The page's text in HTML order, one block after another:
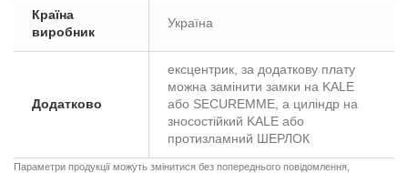
Країна
виробник
Україна
Додатково
ексцентрик, за додаткову плату
можна замінити замки на KALE
або SECUREMME, а циліндр на
зносостійкий KALE або
протизламний ШЕРЛОК
Параметри продукції можуть змінитися без попереднього повідомлення,